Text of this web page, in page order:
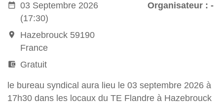
date_range 03 Septembre 2026
(17:30)
room
Hazebrouck 59190
France
account_balance_wallet Gratuit
Organisateur : -
le bureau syndical aura lieu le 03 septembre 2026 à
17h30 dans les locaux du TE Flandre à Hazebrouck